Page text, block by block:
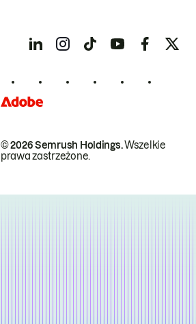
© 2026 Semrush Holdings.Wszelkie
prawa zastrzeżone.